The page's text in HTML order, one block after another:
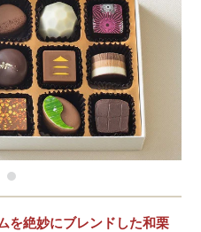
を絶妙にブレンドした和栗